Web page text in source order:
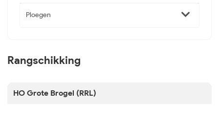
Ploegen
Rangschikking
HO Grote Brogel (RRL)